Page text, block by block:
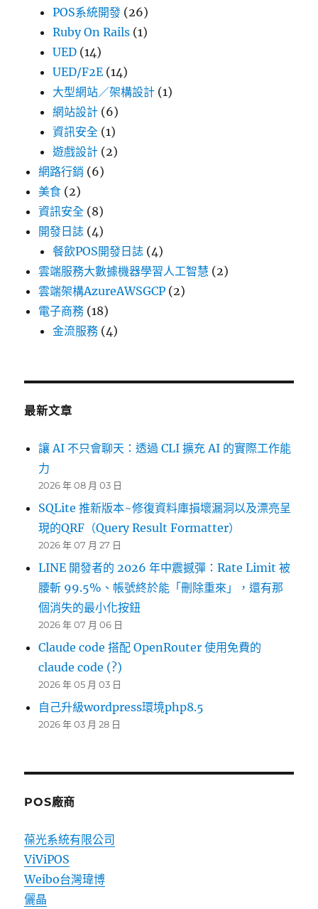
POS系統開發 (26)
Ruby On Rails (1)
UED (14)
UED/F2E (14)
大型網站／架構設計 (1)
網站設計 (6)
資訊安全 (1)
遊戲設計 (2)
網路行銷 (6)
美食 (2)
資訊安全 (8)
開發日誌 (4)
餐飲POS開發日誌 (4)
雲端服務大數據機器學習人工智慧 (2)
雲端架構AzureAWSGCP (2)
電子商務 (18)
金流服務 (4)
最新文章
讓 AI 不只會聊天：透過 CLI 擴充 AI 的實際工作能
力
2026 年 08 月 03 日
SQLite 推新版本~修復資料庫損壞漏洞以及漂亮呈
現的QRF（Query Result Formatter）
2026 年 07 月 27 日
LINE 開發者的 2026 年中震撼彈：Rate Limit 被
腰斬 99.5%、帳號終於能「刪除重來」，還有那
個消失的最小化按鈕
2026 年 07 月 06 日
Claude code 搭配 OpenRouter 使用免費的
claude code (?)
2026 年 05 月 03 日
自己升級wordpress環境php8.5
2026 年 03 月 28 日
POS廠商
葆光系統有限公司
ViViPOS
Weibo台灣瑋博
儷晶